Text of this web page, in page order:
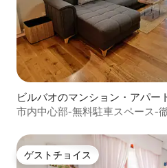
ビルバオのマンション・アパー
市内中心部-無料駐車スペース-
ゲストチョイス
ゲストチョイス